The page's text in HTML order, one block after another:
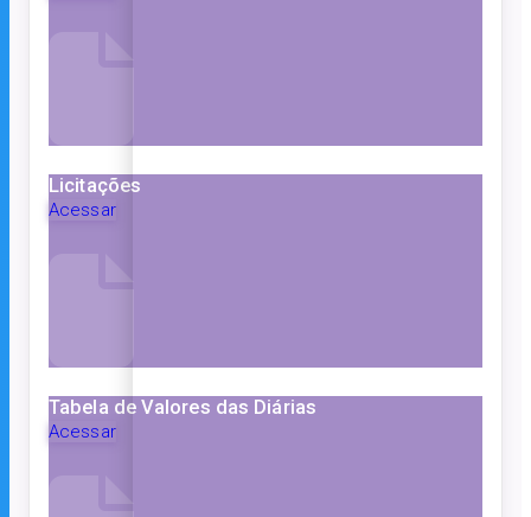
Licitações
Acessar
Tabela de Valores das Diárias
Acessar